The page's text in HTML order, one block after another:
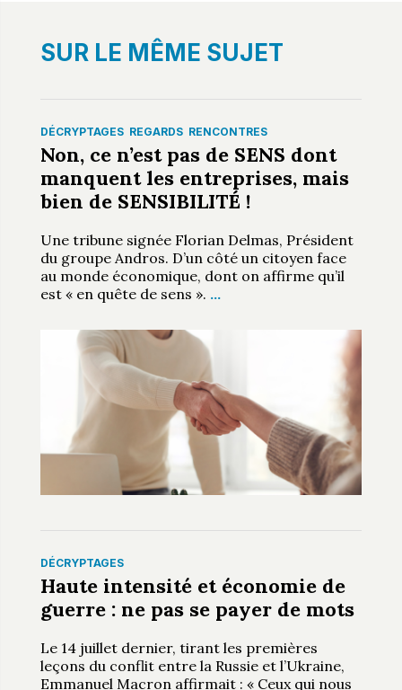
SUR LE MÊME SUJET
DÉCRYPTAGES REGARDS RENCONTRES
Non, ce n’est pas de SENS dont
manquent les entreprises, mais
bien de SENSIBILITÉ !
Une tribune signée Florian Delmas, Président
du groupe Andros. D’un côté un citoyen face
au monde économique, dont on affirme qu’il
est « en quête de sens ». …
DÉCRYPTAGES
Haute intensité et économie de
guerre : ne pas se payer de mots
Le 14 juillet dernier, tirant les premières
leçons du conflit entre la Russie et l’Ukraine,
Emmanuel Macron affirmait : « Ceux qui nous